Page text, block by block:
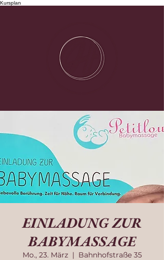
Kursplan
EINLADUNG ZUR
BABYMASSAGE
Mo., 23. März
  |
Bahnhofstraße 35